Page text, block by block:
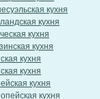
кухня
кухня
кухня
кухня
кухня
кухня
кухня
кухня